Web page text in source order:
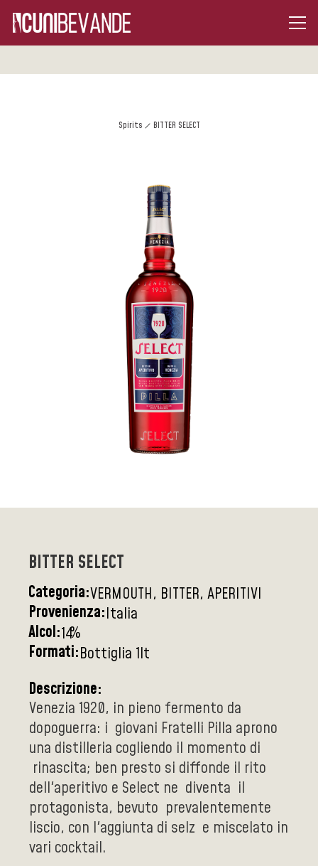
Spirits BITTER SELECT
BITTER SELECT
Categoria:VERMOUTH, BITTER, APERITIVI
Provenienza:Italia
Alcol:14%
Formati:Bottiglia 1lt
Descrizione:
Venezia 1920, in pieno fermento da
dopoguerra: i giovani Fratelli Pilla aprono
una distilleria cogliendo il momento di
rinascita; ben presto si diffonde il rito
dell'aperitivo e Select ne diventa il
protagonista, bevuto prevalentemente
liscio, con l'aggiunta di selz e miscelato in
vari cocktail.